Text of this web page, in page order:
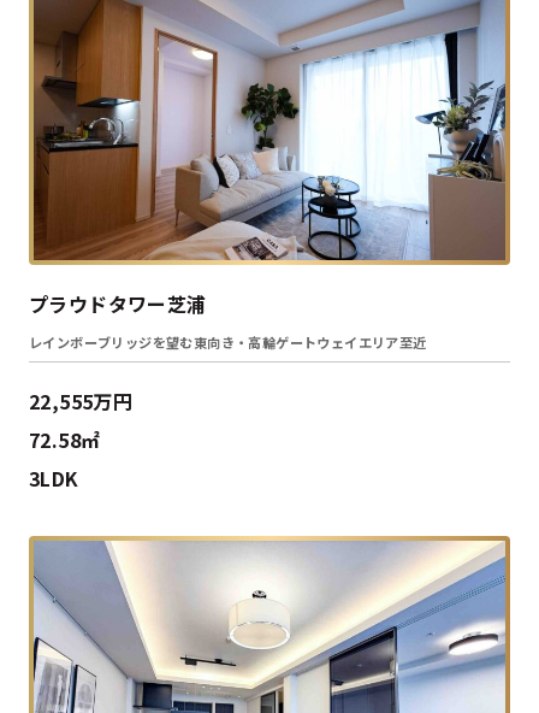
プラウドタワー芝浦
レインボーブリッジを望む東向き・高輪ゲートウェイエリア至近
22,555万円
72.58㎡
3LDK